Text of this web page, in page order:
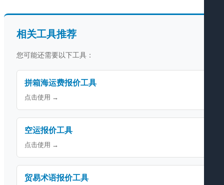
相关工具推荐
您可能还需要以下工具：
拼箱海运费报价工具
点击使用 →
空运报价工具
点击使用 →
贸易术语报价工具